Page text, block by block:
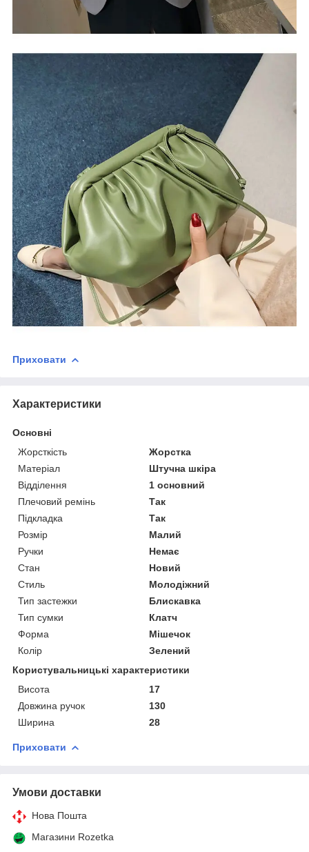
Приховати
Характеристики
Основні
Жорсткість
Жорстка
Матеріал
Штучна шкіра
Відділення
1 основний
Плечовий ремінь
Так
Підкладка
Так
Розмір
Малий
Ручки
Немає
Стан
Новий
Стиль
Молодіжний
Тип застежки
Блискавка
Тип сумки
Клатч
Форма
Мішечок
Колір
Зелений
Користувальницькі характеристики
Висота
17
Довжина ручок
130
Ширина
28
Приховати
Умови доставки
Нова Пошта
Магазини Rozetka